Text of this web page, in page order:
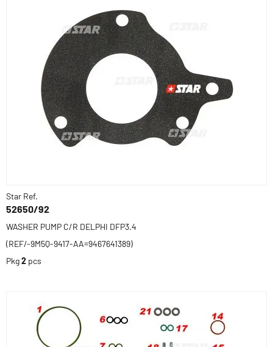
Star Ref.
52650/92
WASHER PUMP C/R DELPHI DFP3.4
(REF/-9M5Q-9417-AA=9467641389)
Pkg2 pcs